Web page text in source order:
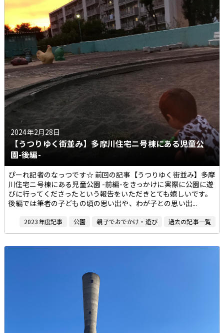
2024年2月28日
【うつりゆく街並み】多摩川住宅ニ号棟にある児童公
園-後編-
ぴーれ記者のなっつです☆ 前回の記事【うつりゆく街並み】多摩
川住宅ニ号棟にある児童公園 -前編-をきっかけに実際に公園に遊
びに行ってくださったという報告をいただきとても嬉しいです。
後編では筆者の子どもの頃の思い出や、わが子との思い出...
2023年度記事 公園 親子でおでかけ・遊び 過去の記事一覧